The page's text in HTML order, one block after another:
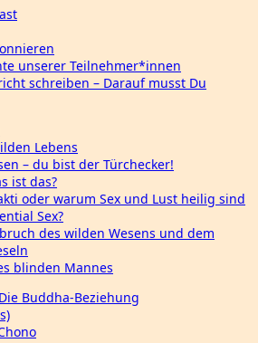
unserer Teilnehmer*innen
schreiben – Darauf musst Du
Lebens
– du bist der Türchecker!
ist das?
oder warum Sex und Lust heilig sind
Sex?
des wilden Wesens und dem
blinden Mannes
Buddha-Beziehung